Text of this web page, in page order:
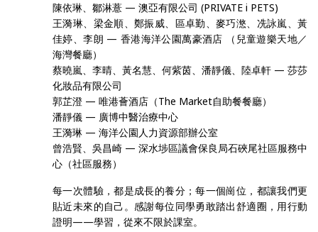
陳依琳、鄒淋薏 — 澳亞有限公司 (PRIVATE i PETS)
王漪琳、梁金順、鄭振威、區卓勤、麥巧滺、冼詠嵐、黃
佳婷、李朗 — 香港海洋公園萬豪酒店 （兒童遊樂天地／
海灣餐廳）
蔡曉嵐、李晴、黃名慧、何紫茵、潘靜儀、陸卓軒 — 莎莎
化妝品有限公司
郭芷澄 — 唯港薈酒店（The Market自助餐餐廳）
潘靜儀 — 廣博中醫治療中心
王漪琳 — 海洋公園人力資源部辦公室
曾浩賢、吳昌崎 — 深水埗區議會保良局石硤尾社區服務中
心（社區服務）
每一次體驗，都是成長的養分；每一個崗位，都讓我們更
貼近未來的自己。感謝每位同學勇敢踏出舒適圈，用行動
證明——學習，從來不限於課室。